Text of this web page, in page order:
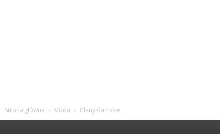
Strona główna Moda Glany damskie